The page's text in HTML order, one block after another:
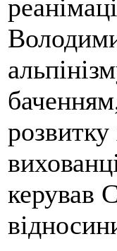
розвитку
керував